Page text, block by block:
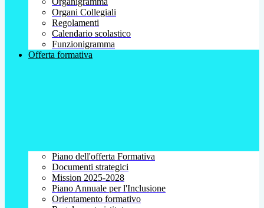
Organi Collegiali
Regolamenti
Calendario scolastico
Funzionigramma
Offerta formativa
Piano dell'offerta Formativa
Documenti strategici
Mission 2025-2028
Piano Annuale per l'Inclusione
Orientamento formativo